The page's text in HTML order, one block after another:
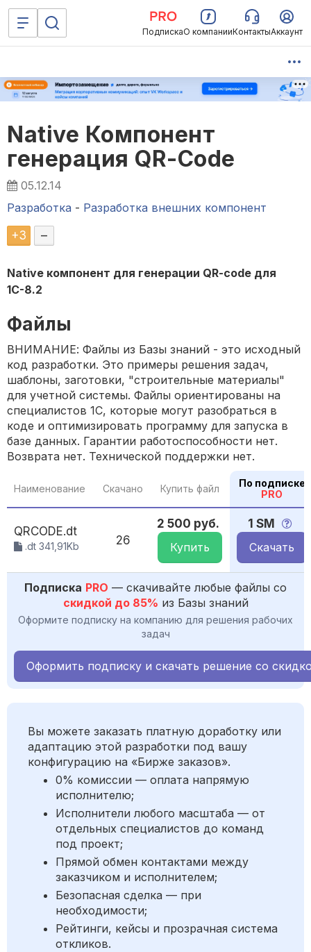
ПодпискаО компанииКонтактыАккаунт
Native Компонент
генерация QR-Code
05.12.14
Разработка - Разработка внешних компонент
+3 –
Native компонент для генерации QR-code для
1С-8.2
Файлы
ВНИМАНИЕ: Файлы из Базы знаний - это исходный
код разработки. Это примеры решения задач,
шаблоны, заготовки, "строительные материалы"
для учетной системы. Файлы ориентированы на
специалистов 1С, которые могут разобраться в
коде и оптимизировать программу для запуска в
базе данных. Гарантии работоспособности нет.
Возврата нет. Технической поддержки нет.
Наименование Скачано Купить файл
По подписке
PRO
QRCODE.dt
.dt 341,91Kb 26
2 500 руб.
Купить
1 SM
Скачать
Подписка PRO — скачивайте любые файлы со
скидкой до 85% из Базы знаний
Оформите подписку на компанию для решения рабочих
задач
Оформить подписку и скачать решение со
Вы можете заказать платную доработку или
адаптацию этой разработки под вашу
конфигурацию на «Бирже заказов».
0% комиссии — оплата напрямую
исполнителю;
Исполнители любого масштаба — от
отдельных специалистов до команд
под проект;
Прямой обмен контактами между
заказчиком и исполнителем;
Безопасная сделка — при
необходимости;
Рейтинги, кейсы и прозрачная система
откликов.